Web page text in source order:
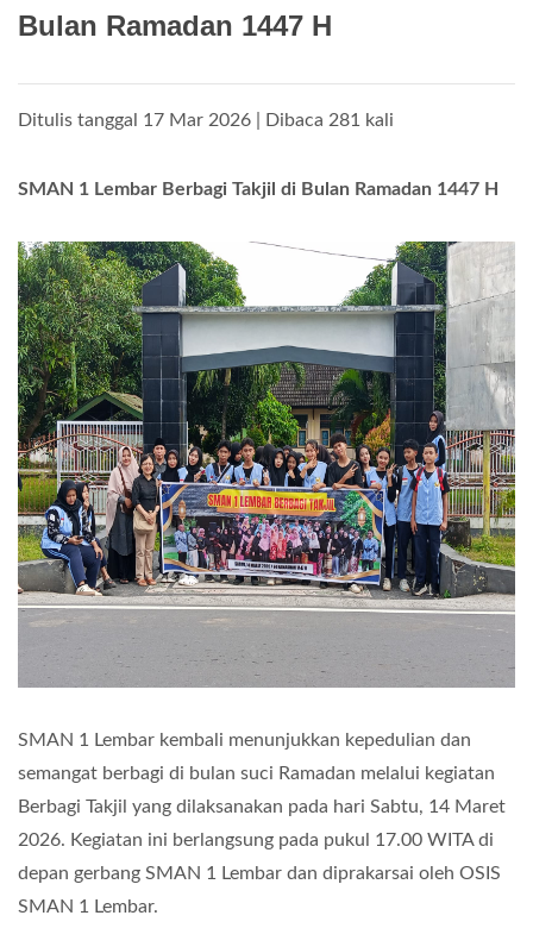
Bulan Ramadan 1447 H
Ditulis tanggal 17 Mar 2026 | Dibaca 281 kali
SMAN 1 Lembar Berbagi Takjil di Bulan Ramadan 1447 H
SMAN 1 Lembar kembali menunjukkan kepedulian dan
semangat berbagi di bulan suci Ramadan melalui kegiatan
Berbagi Takjil yang dilaksanakan pada hari Sabtu, 14 Maret
2026. Kegiatan ini berlangsung pada pukul 17.00 WITA di
depan gerbang SMAN 1 Lembar dan diprakarsai oleh OSIS
SMAN 1 Lembar.